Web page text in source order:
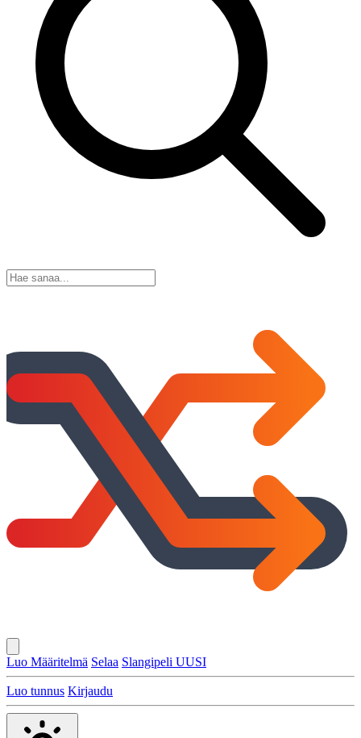
Luo Määritelmä Selaa Slangipeli UUSI
Luo tunnus Kirjaudu